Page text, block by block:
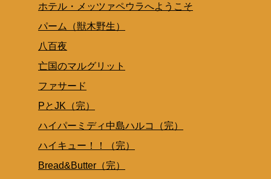
ホテル・メッツァペウラへようこそ
パーム（獣木野生）
八百夜
亡国のマルグリット
ファサード
PとJK（完）
ハイパーミディ中島ハルコ（完）
ハイキュー！！（完）
Bread&Butter（完）